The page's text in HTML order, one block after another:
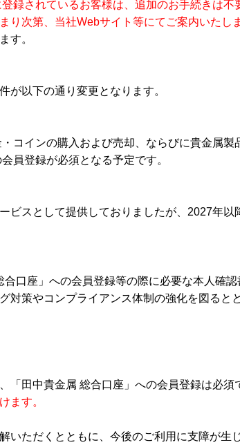
録されているお客様は、追加のお手続きは不
り次第、当社Webサイト等にてご案内いたし
す。
が以下の通り変更となります。
コインの購入および売却、ならびに貴金属
員登録が必須となる予定です。
ビスとして提供しておりましたが、2027年
口座」への会員登録等の際に必要な本人確
対策やコンプライアンス体制の強化を図る
「田中貴金属 総合口座」への会員登録は必須
ます。
いただくとともに、今後のご利用に支障が